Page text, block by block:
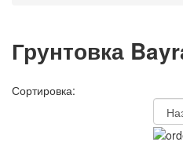
Грунтовка
Сортировка: